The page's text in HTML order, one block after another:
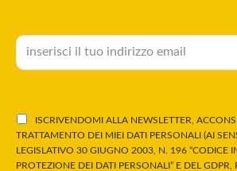
ISCRIVENDOMI ALLA NEWSLETTER,
TRATTAMENTO DEI MIEI DATI PERSONALI (AI
LEGISLATIVO 30 GIUGNO 2003, N. 196 “CODICE
PROTEZIONE DEI DATI PERSONALI” E DEL